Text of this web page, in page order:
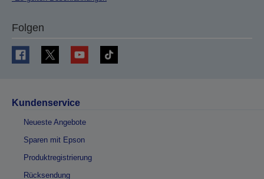
Folgen
Kundenservice
Neueste Angebote
Sparen mit Epson
Produktregistrierung
Rücksendung